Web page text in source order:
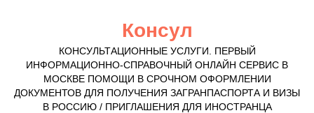
Консул
КОНСУЛЬТАЦИОННЫЕ УСЛУГИ. ПЕРВЫЙ
ИНФОРМАЦИОННО-СПРАВОЧНЫЙ ОНЛАЙН СЕРВИС В
МОСКВЕ ПОМОЩИ В СРОЧНОМ ОФОРМЛЕНИИ
ДОКУМЕНТОВ ДЛЯ ПОЛУЧЕНИЯ ЗАГРАНПАСПОРТА И ВИЗЫ
В РОССИЮ / ПРИГЛАШЕНИЯ ДЛЯ ИНОСТРАНЦА